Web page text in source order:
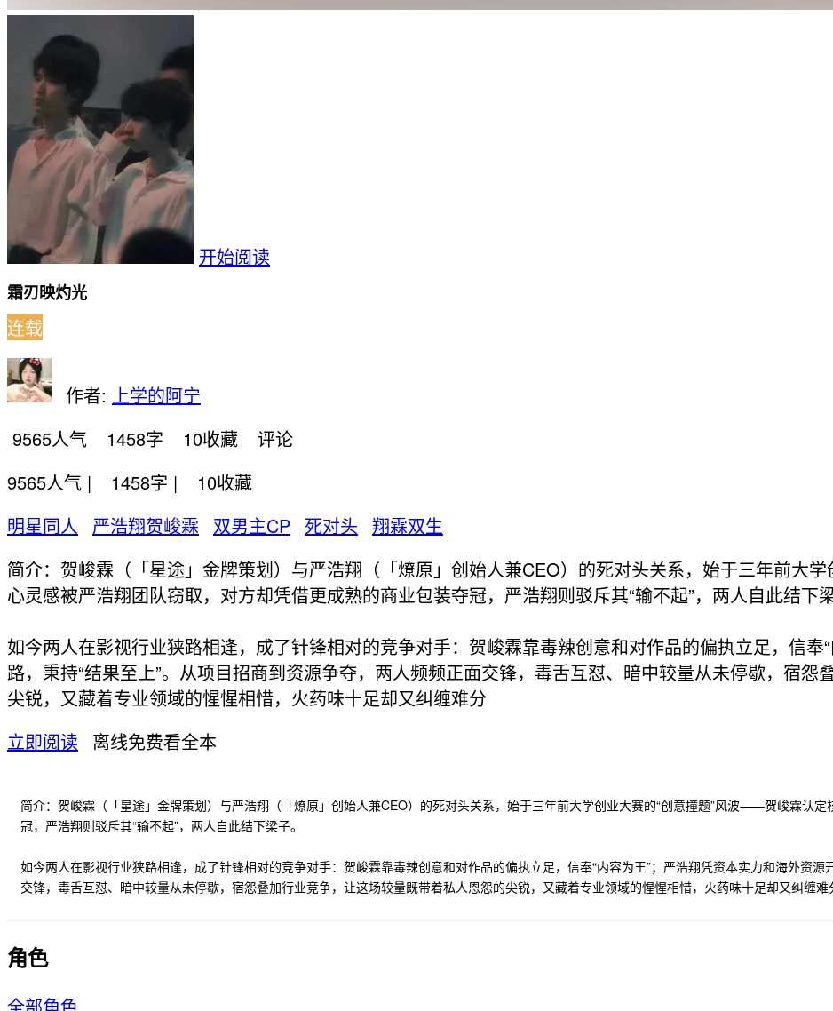
开始阅读
霜刃映灼光
连载
作者: 上学的阿宁
9565人气 1458字 10收藏
评论
9565人气 | 1458字 | 10收藏
明星同人
严浩翔贺峻霖 双男主CP 死对头 翔霖双生
简介：贺峻霖（「星途」金牌策划）与严浩翔（「燎原」创始人兼CEO）的死对头关系，始于三年前大
心灵感被严浩翔团队窃取，对方却凭借更成熟的商业包装夺冠，严浩翔则驳斥其“输不起”，两人自此结下梁
如今两人在影视行业狭路相逢，成了针锋相对的竞争对手：贺峻霖靠毒辣创意和对作品的偏执立足，信奉
路，秉持“结果至上”。从项目招商到资源争夺，两人频频正面交锋，毒舌互怼、暗中较量从未停歇，宿
尖锐，又藏着专业领域的惺惺相惜，火药味十足却又纠缠难分
立即阅读
离线免费看全本
简介：贺峻霖（「星途」金牌策划）与严浩翔（「燎原」创始人兼CEO）的死对头关系，始于三年前大学创业大赛的“创意撞题”风波——贺峻霖认
冠，严浩翔则驳斥其“输不起”，两人自此结下梁子。
如今两人在影视行业狭路相逢，成了针锋相对的竞争对手：贺峻霖靠毒辣创意和对作品的偏执立足，信奉“内容为王”；严浩翔凭资本实力和海外资
交锋，毒舌互怼、暗中较量从未停歇，宿怨叠加行业竞争，让这场较量既带着私人恩怨的尖锐，又藏着专业领域的惺惺相惜，火药味十足却又纠缠难
角色